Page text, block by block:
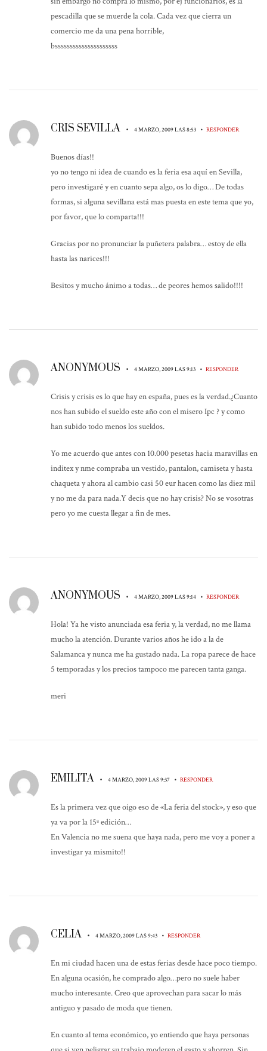
pescadilla que se muerde la cola. Cada vez que cierra un
comercio me da una pena horrible,
bsssssssssssssssssssss
CRIS SEVILLA • 4 MARZO, 2009 LAS 8:53 • RESPONDER
Buenos días!!
yo no tengo ni idea de cuando es la feria esa aquí en Sevilla,
pero investigaré y en cuanto sepa algo, os lo digo… De todas
formas, si alguna sevillana está mas puesta en este tema que yo,
por favor, que lo comparta!!!
Gracias por no pronunciar la puñetera palabra… estoy de ella
hasta las narices!!!
Besitos y mucho ánimo a todas… de peores hemos salido!!!!
ANONYMOUS • 4 MARZO, 2009 LAS 9:13 • RESPONDER
Crisis y crisis es lo que hay en españa, pues es la verdad.¿Cuanto
nos han subido el sueldo este año con el misero Ipc ? y como
han subido todo menos los sueldos.
Yo me acuerdo que antes con 10.000 pesetas hacia maravillas en
inditex y nme compraba un vestido, pantalon, camiseta y hasta
chaqueta y ahora al cambio casi 50 eur hacen como las diez mil
y no me da para nada.Y decis que no hay crisis? No se vosotras
pero yo me cuesta llegar a fin de mes.
ANONYMOUS • 4 MARZO, 2009 LAS 9:14 • RESPONDER
Hola! Ya he visto anunciada esa feria y, la verdad, no me llama
mucho la atención. Durante varios años he ido a la de
Salamanca y nunca me ha gustado nada. La ropa parece de hace
5 temporadas y los precios tampoco me parecen tanta ganga.
meri
EMILITA • 4 MARZO, 2009 LAS 9:37 • RESPONDER
Es la primera vez que oigo eso de «La feria del stock», y eso que
ya va por la 15ª edición…
En Valencia no me suena que haya nada, pero me voy a poner a
investigar ya mismito!!
CELIA • 4 MARZO, 2009 LAS 9:43 • RESPONDER
En mi ciudad hacen una de estas ferias desde hace poco tiempo.
En alguna ocasión, he comprado algo…pero no suele haber
mucho interesante. Creo que aprovechan para sacar lo más
antiguo y pasado de moda que tienen.
En cuanto al tema económico, yo entiendo que haya personas